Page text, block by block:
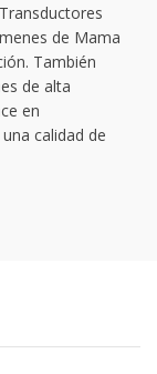
de Mama
También
de alta
en
calidad de